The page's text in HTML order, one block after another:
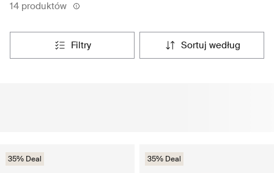
14 produktów
filtry sortuj według
35% Deal 35% Deal